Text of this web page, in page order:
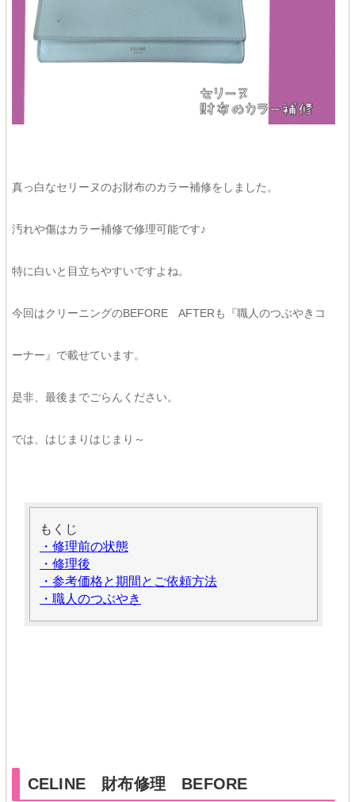
真っ白なセリーヌのお財布のカラー補修をしました。
汚れや傷はカラー補修で修理可能です♪
特に白いと目立ちやすいですよね。
今回はクリーニングのBEFORE AFTERも『職人のつぶやきコ
ーナー』で載せています。
是非、最後までごらんください。
では、はじまりはじまり～
もくじ
・修理前の状態
・修理後
・参考価格と期間とご依頼方法
・職人のつぶやき
CELINE 財布修理 BEFORE